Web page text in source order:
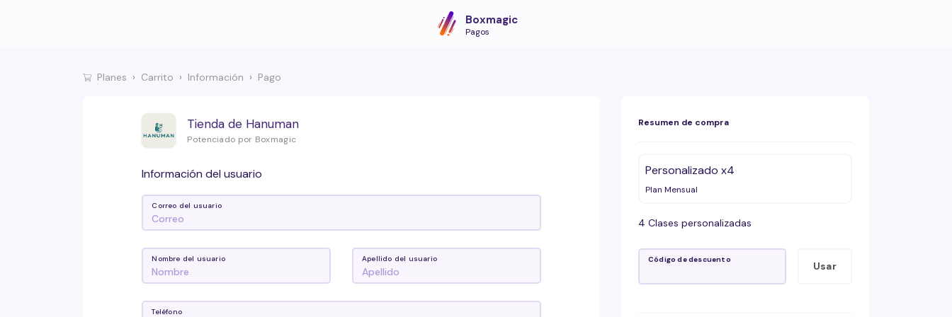
Boxmagic
Pagos
Planes Carrito Información Pago
Tienda de Hanuman
Potenciado por Boxmagic
Información del usuario
Correo del usuario
Nombre del usuario Apellido del usuario
Teléfono
Resumen de compra
Personalizado x4
Plan Mensual
4 Clases personalizadas
Código de descuento
Usar